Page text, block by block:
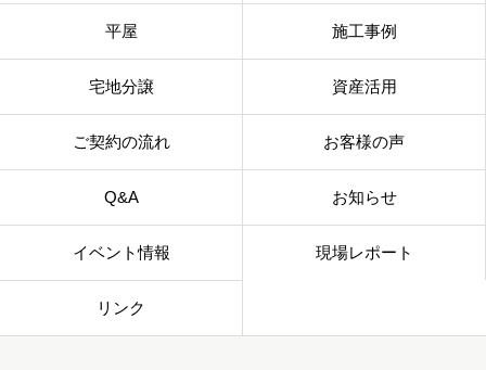
平屋 施工事例
宅地分譲 資産活用
ご契約の流れ お客様の声
Q&A お知らせ
イベント情報 現場レポート
リンク